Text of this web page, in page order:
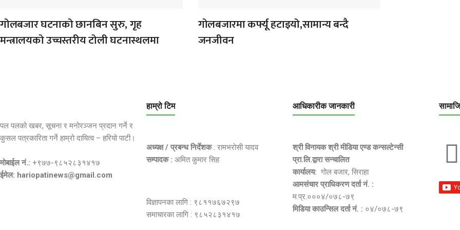
गोलबजार घटनाको छानबिन सुरु, गृह
मन्त्रालयको उच्चस्तरीय टोली घटनास्थलमा
गोलबजारमा कर्फ्यू हटाइयो,सामान्य बन्दै
जनजीवन
पल पलको खबर, सूचना र मनोरञ्जन प्रदान गर्ने र
कुसल पत्रकारिता गर्ने हाम्रो दायित्व – हरियो पाटी।
मोबाईल नं.: +९७७-९८५२८३१४१७
ईमेल: hariopatinews@gmail.com
हाम्रो टिम
अध्यक्ष / प्रबन्ध निर्देशक: रामभरोसी यादव
सम्पादक : अमित कुमार सिह
विज्ञापनका लागि : ९८११७६७२९७
समाचारका लागि : ९८५२८३१४१७
आधिकारीक जानकारी
श्री विनायक श्री मीडिया एण्ड कन्सल्टेन्सी
प्रा.लि.द्वारा सन्चालित
कार्यालय: गोल बजार, सिराहा
आमसंचार प्राधिकरण दर्ता नं. :
म.प्र.०००४/०७८-७९
मिडिया काउन्सिल दर्ता नं. : ०४/०७८-७९